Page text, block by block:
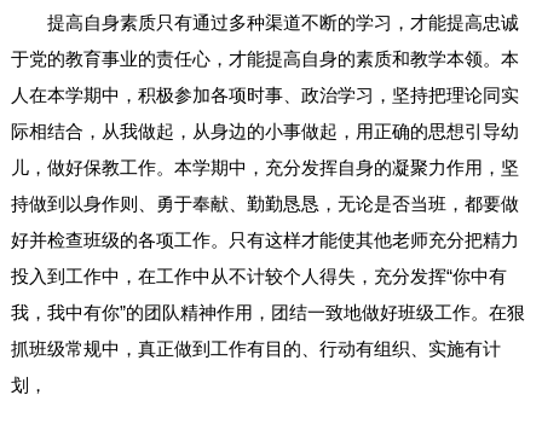
提高自身素质只有通过多种渠道不断的学习，才能提高忠诚
于党的教育事业的责任心，才能提高自身的素质和教学本领。本
人在本学期中，积极参加各项时事、政治学习，坚持把理论同实
际相结合，从我做起，从身边的小事做起，用正确的思想引导幼
儿，做好保教工作。本学期中，充分发挥自身的凝聚力作用，坚
持做到以身作则、勇于奉献、勤勤恳恳，无论是否当班，都要做
好并检查班级的各项工作。只有这样才能使其他老师充分把精力
投入到工作中，在工作中从不计较个人得失，充分发挥“你中有
我，我中有你”的团队精神作用，团结一致地做好班级工作。在狠
抓班级常规中，真正做到工作有目的、行动有组织、实施有计
划，